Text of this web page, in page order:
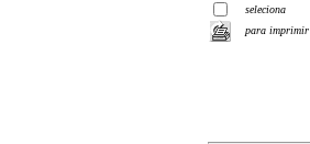
seleciona
para imprimir